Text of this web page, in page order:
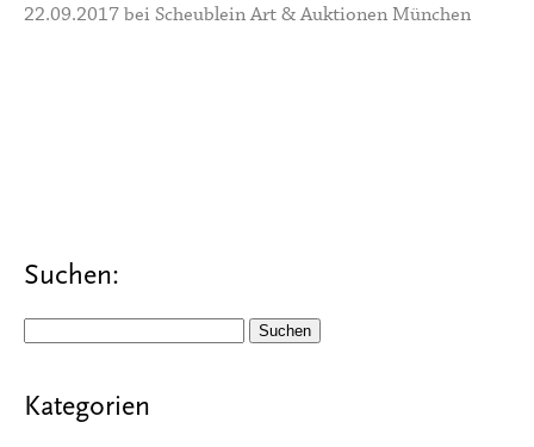
22.09.2017 bei Scheublein Art & Auktionen München
Suchen:
Kategorien